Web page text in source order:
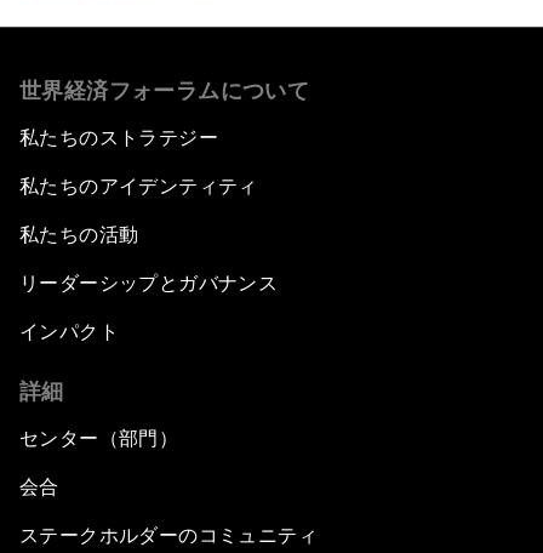
世界経済フォーラムについて
私たちのストラテジー
私たちのアイデンティティ
私たちの活動
リーダーシップとガバナンス
インパクト
詳細
センター（部門）
会合
ステークホルダーのコミュニティ